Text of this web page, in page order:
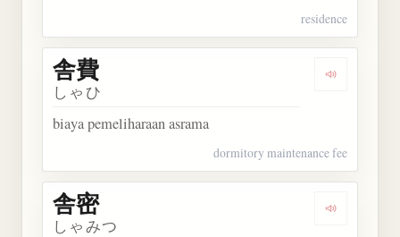
residence
Dengarkan
舎費
しゃひ
biaya pemeliharaan asrama
dormitory maintenance fee
Dengarkan
舎密
しゃみつ